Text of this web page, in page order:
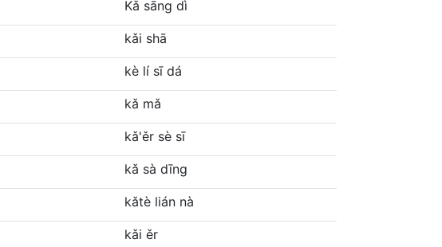
Kǎ sāng dì
kǎi shā
kè lí sī dá
kǎ mǎ
kǎ'ěr sè sī
kǎ sà dīng
kǎtè lián nà
kǎi ěr